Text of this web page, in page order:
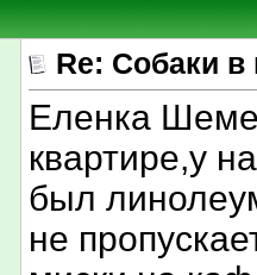
Re: Собаки в
Еленка
квартире,у
был
не